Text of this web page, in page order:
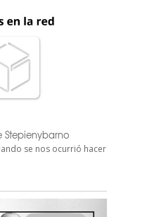
Stepienybarno
se nos ocurrió hacer